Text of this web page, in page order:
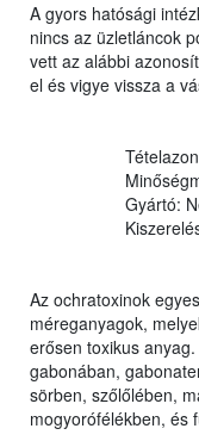
A gyors hatósági
nincs az üzletláncok
vett az alábbi
el és vigye vissza a
Gyártó:
Az ochratoxinok
méreganyagok,
erősen toxikus
gabonában,
sörben, szőlőlében,
mogyorófélékben, és